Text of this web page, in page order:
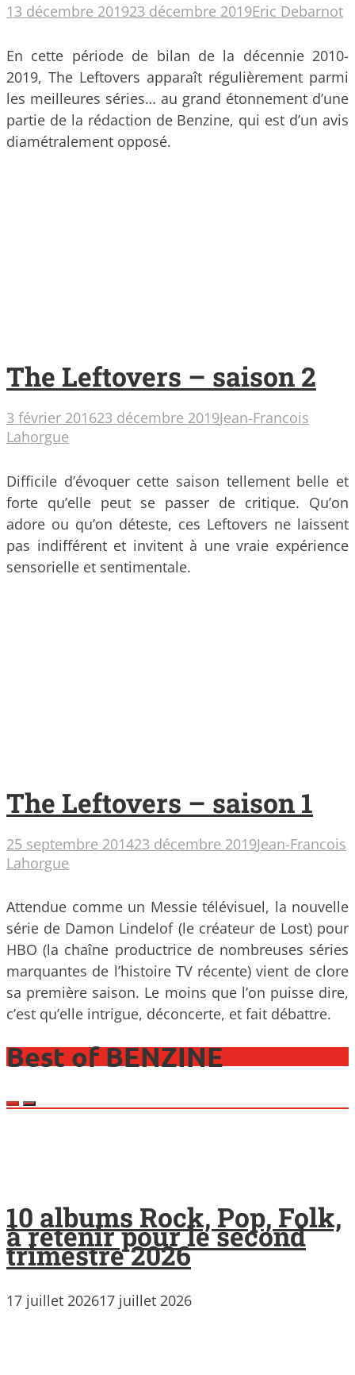
13 décembre 201923 décembre 2019Eric Debarnot
En cette période de bilan de la décennie 2010-
2019, The Leftovers apparaît régulièrement parmi
les meilleures séries… au grand étonnement d’une
partie de la rédaction de Benzine, qui est d’un avis
diamétralement opposé.
The Leftovers – saison 2
3 février 201623 décembre 2019Jean-Francois
Lahorgue
Difficile d’évoquer cette saison tellement belle et
forte qu’elle peut se passer de critique. Qu’on
adore ou qu’on déteste, ces Leftovers ne laissent
pas indifférent et invitent à une vraie expérience
sensorielle et sentimentale.
The Leftovers – saison 1
25 septembre 201423 décembre 2019Jean-Francois
Lahorgue
Attendue comme un Messie télévisuel, la nouvelle
série de Damon Lindelof (le créateur de Lost) pour
HBO (la chaîne productrice de nombreuses séries
marquantes de l’histoire TV récente) vient de clore
sa première saison. Le moins que l’on puisse dire,
c’est qu’elle intrigue, déconcerte, et fait débattre.
Best of BENZINE
10 albums Rock, Pop, Folk,
à retenir pour le second
trimestre 2026
17 juillet 202617 juillet 2026